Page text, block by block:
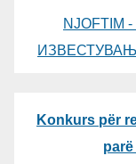
NJOFTIM
ИЗВЕСТУВАЊЕ
Konkurs për